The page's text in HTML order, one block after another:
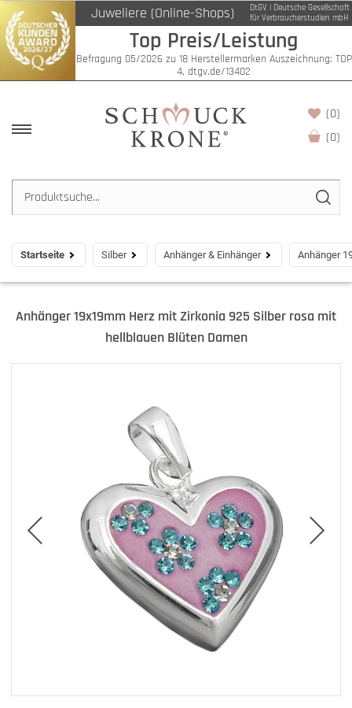
Juweliere (Online-Shops)
DtGV | Deutsche Gesellschaft
für Verbraucherstudien mbH
Top Preis/Leistung
Befragung 05/2026 zu 18 Herstellermarken Auszeichnung: TOP
4, dtgv.de/13402
(0)
(0)
Startseite Silber Anhänger & Einhänger Anhänger
Anhänger 19x19mm Herz mit Zirkonia 925 Silber rosa mit
hellblauen Blüten Damen